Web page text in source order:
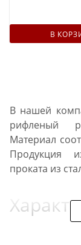
В
В нашей
рифленый
Материал
Продукция
проката из